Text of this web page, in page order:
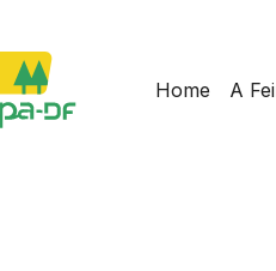
Home A